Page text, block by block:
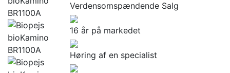
Verdensomspændende Salg
16 år på markedet
Høring af en specialist